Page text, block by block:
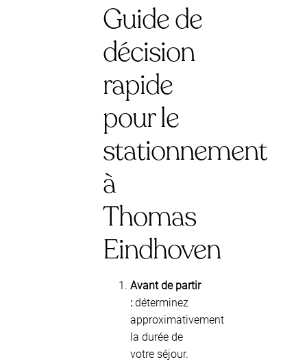
Guide de
décision
rapide
pour le
stationnement
à
Thomas
Eindhoven
Avant de partir
: déterminez
approximativement
la durée de
votre séjour.